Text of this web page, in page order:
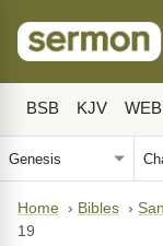
BSB KJV WEB
Home › Bibles ›
19